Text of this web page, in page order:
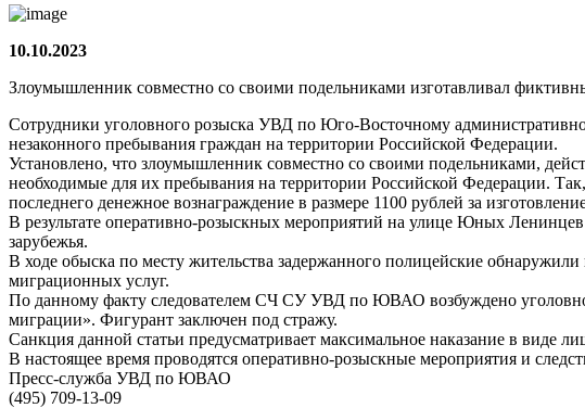
10.10.2023
Злоумышленник совместно со своими подельниками изготавливал
Сотрудники уголовного розыска УВД по Юго-Восточному
незаконного пребывания граждан на территории Российской Федерации.
Установлено, что злоумышленник совместно со своими подельниками,
необходимые для их пребывания на территории Российской Федерации.
последнего денежное вознаграждение в размере 1100 рублей за
В результате оперативно-розыскных мероприятий на улице Юных
зарубежья.
В ходе обыска по месту жительства задержанного полицейские
миграционных услуг.
По данному факту следователем СЧ СУ УВД по ЮВАО возбуждено
миграции». Фигурант заключен под стражу.
Санкция данной статьи предусматривает максимальное наказание в виде
В настоящее время проводятся оперативно-розыскные мероприятия и
Пресс-служба УВД по ЮВАО
(495) 709-13-09